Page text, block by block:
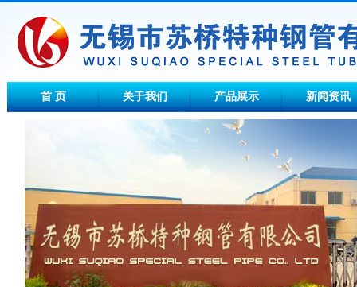
首 页 关于我们 产品展示 新闻资讯